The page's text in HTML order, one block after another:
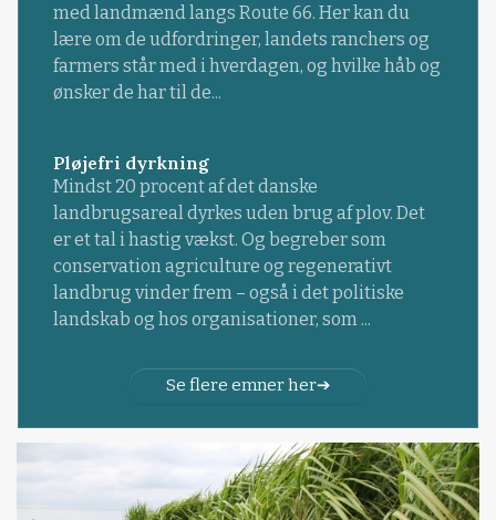
med landmænd langs Route 66. Her kan du
lære om de udfordringer, landets ranchers og
farmers står med i hverdagen, og hvilke håb og
ønsker de har til de...
Pløjefri dyrkning
Mindst 20 procent af det danske
landbrugsareal dyrkes uden brug af plov. Det
er et tal i hastig vækst. Og begreber som
conservation agriculture og regenerativt
landbrug vinder frem – også i det politiske
landskab og hos organisationer, som ...
Se flere emner her